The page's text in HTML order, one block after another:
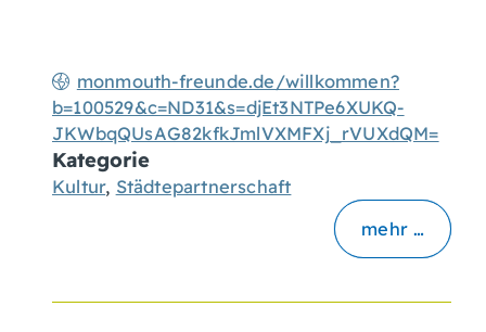
monmouth-freunde.de/willkommen?
b=100529&c=ND31&s=djEt3NTPe6XUKQ-
JKWbqQUsAG82kfkJmlVXMFXj_rVUXdQM=
Kategorie
Kultur, Städtepartnerschaft
mehr …